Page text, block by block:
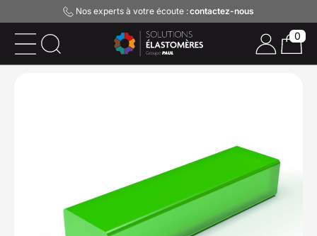
Nos experts à votre écoute :contactez-nous
0